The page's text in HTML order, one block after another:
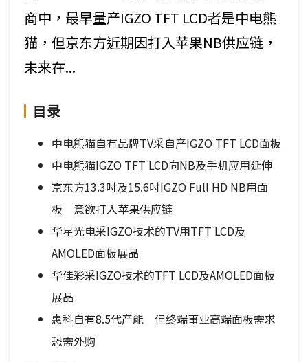
商中，最早量产IGZO TFT LCD者是中电熊
猫，但京东方近期因打入苹果NB供应链，
未来在...
目录
中电熊猫自有品牌TV采自产IGZO TFT LCD面板
中电熊猫IGZO TFT LCD向NB及手机应用延伸
京东方13.3吋及15.6吋IGZO Full HD NB用面
板 意欲打入苹果供应链
华星光电采IGZO技术的TV用TFT LCD及
AMOLED面板展品
华佳彩采IGZO技术的TFT LCD及AMOLED面板
展品
惠科自有8.5代产能 但终端事业高端面板需求
恐需外购